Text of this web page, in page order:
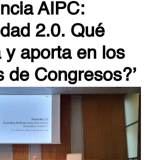
AIPC:
2.0. Qué
y aporta en los
de Congresos?’